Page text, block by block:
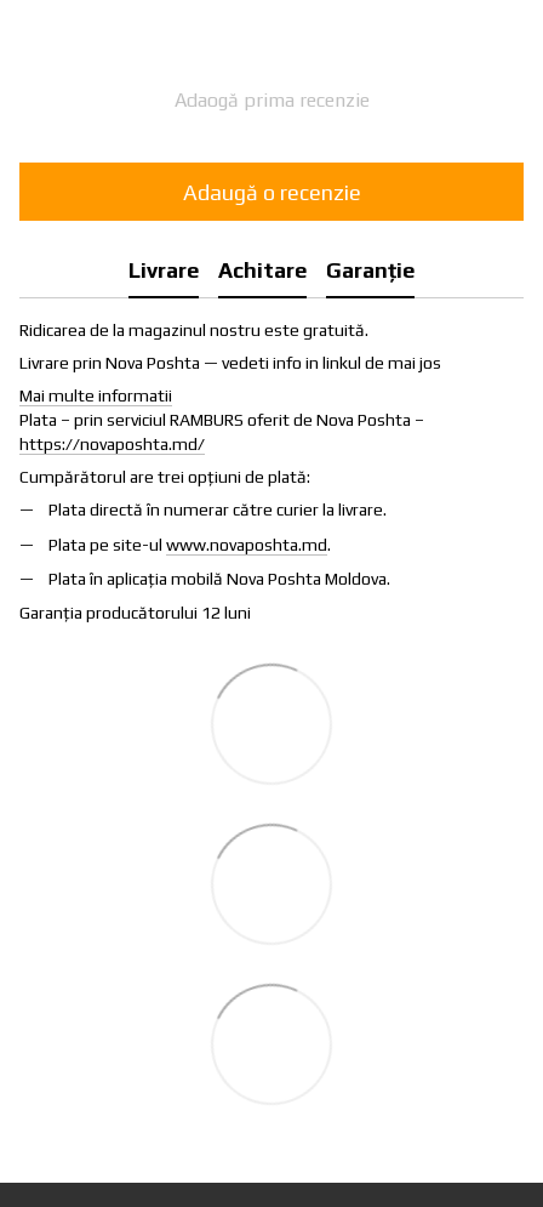
Adaogă prima recenzie
Adaugă o recenzie
Livrare Achitare Garanție
Ridicarea de la magazinul nostru este gratuită.
Livrare prin Nova Poshta — vedeti info in linkul de mai jos
Mai multe informatii
Plata – prin serviciul RAMBURS oferit de Nova Poshta –
https://novaposhta.md/
Cumpărătorul are trei opțiuni de plată:
Plata directă în numerar către curier la livrare.
Plata pe site-ul www.novaposhta.md.
Plata în aplicația mobilă Nova Poshta Moldova.
Garanția producătorului 12 luni